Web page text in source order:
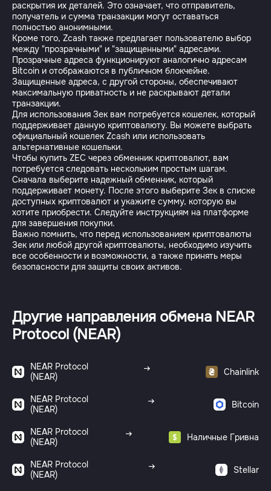
раскрытия их деталей. Это означает, что отправитель,
получатель и сумма транзакции могут оставаться
полностью анонимными.
Кроме того, Zcash также предлагает пользователю выбор
между "прозрачными" и "защищенными" адресами.
Прозрачные адреса функционируют аналогично адресам
Bitcoin и отображаются в публичном блокчейне.
Защищенные адреса, с другой стороны, обеспечивают
максимальную приватность и не раскрывают детали
транзакции.
Для использования Зек вам потребуется кошелек, который
поддерживает данную криптовалюту. Вы можете выбрать
официальный кошелек Zcash или использовать
альтернативные кошельки.
Чтобы купить ZEC через обменник криптовалют, вам
потребуется следовать нескольким простым шагам.
Сначала выберите надежный обменник, который
поддерживает монету. После этого выберите Зек в списке
доступных криптовалют и укажите сумму, которую вы
хотите приобрести. Следуйте инструкциям на платформе
для завершения покупки.
Важно помнить, что перед использованием криптовалюты
Зек или любой другой криптовалюты, необходимо изучить
все особенности и возможности, а также принять меры
безопасности для защиты своих активов.
Другие направления обмена NEAR
Protocol (NEAR)
NEAR Protocol
(NEAR)
Chainlink
NEAR Protocol
(NEAR)
Bitcoin
NEAR Protocol
(NEAR)
Наличные Гривна
NEAR Protocol
(NEAR)
Stellar